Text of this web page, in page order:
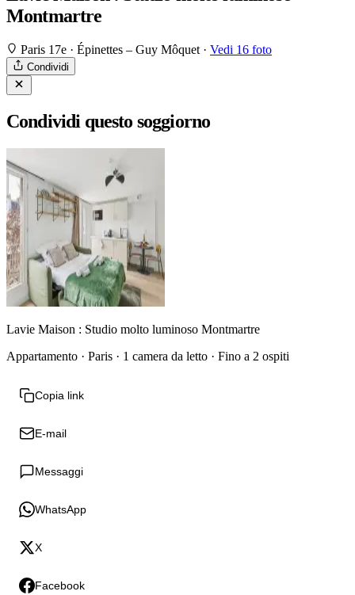
Montmartre
Paris 17e · Épinettes – Guy Môquet · Vedi 16 foto
Condividi
Condividi questo soggiorno
Lavie Maison : Studio molto luminoso Montmartre
Appartamento · Paris · 1 camera da letto · Fino a 2 ospiti
Copia link
E-mail
Messaggi
WhatsApp
X
Facebook